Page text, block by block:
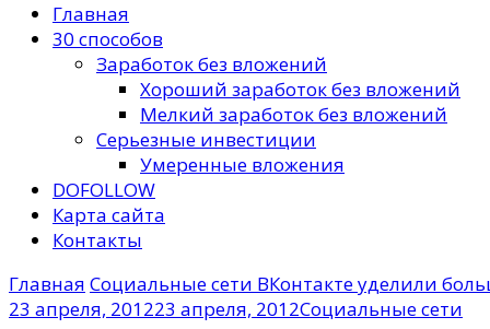
Главная
30 способов
Заработок без вложений
Хороший заработок без вложений
Мелкий заработок без вложений
Серьезные инвестиции
Умеренные вложения
DOFOLLOW
Карта сайта
Контакты
Главная Социальные сети ВКонтакте уделили
23 апреля, 201223 апреля, 2012Социальные сети